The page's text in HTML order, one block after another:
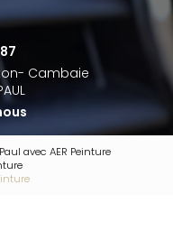
Cambaie
avec AER Peinture